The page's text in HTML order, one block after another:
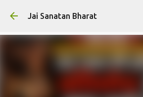
सीधे मुख्य सामग्री पर जाएं
Jai Sanatan Bharat